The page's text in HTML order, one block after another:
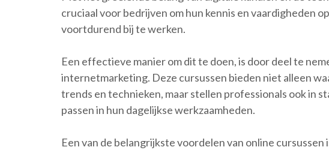
cruciaal voor bedrijven om hun kennis en vaardigheden
voortdurend bij te werken.
Een effectieve manier om dit te doen, is door deel te
internetmarketing. Deze cursussen bieden niet alleen
trends en technieken, maar stellen professionals ook in
passen in hun dagelijkse werkzaamheden.
Een van de belangrijkste voordelen van online